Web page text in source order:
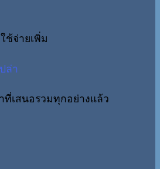
ช้จ่ายเพิ่ม
ล่า
เสนอรวมทุกอย่างแล้ว